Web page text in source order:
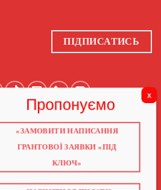
ПІДПИСАТИСЬ
ГОЛОВНА
ГРАНТИ 2026
НАВЧАННЯ
«ЗАМОВИТИ НАПИСАННЯ
ГРАНТОВОЇ ЗАЯВКИ «ПІД
КЛЮЧ»